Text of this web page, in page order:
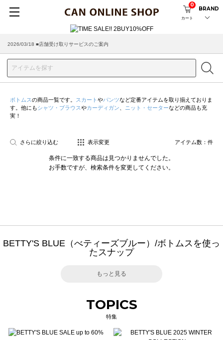
カート
0
BRAND
2026/03/18 ■店舗受け取りサービスのご案内
ボトムスの商品一覧です。 スカート やパンツなど定番アイテムを取り揃えておりま
す。他にもシャツ・ブラウスやカーディガン ニット・セーターなどの商品も充
実！
さらに絞り込む 表示変更 アイテム数： 件
条件に一致する商品は見つかりませんでした。
お手数ですが、検索条件を変更してください。
BETTY'S BLUE（べティーズブルー）/ボトムスを使っ
たスナップ
もっと見る
TOPICS
特集